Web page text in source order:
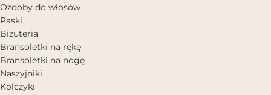
Ozdoby do włosów
Paski
Biżuteria
Bransoletki na rękę
Bransoletki na nogę
Naszyjniki
Kolczyki